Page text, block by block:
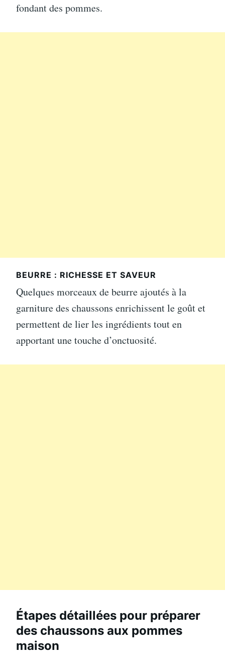
fondant des pommes.
BEURRE : RICHESSE ET SAVEUR
Quelques morceaux de beurre ajoutés à la
garniture des chaussons enrichissent le goût et
permettent de lier les ingrédients tout en
apportant une touche d’onctuosité.
Étapes détaillées pour préparer
des chaussons aux pommes
maison